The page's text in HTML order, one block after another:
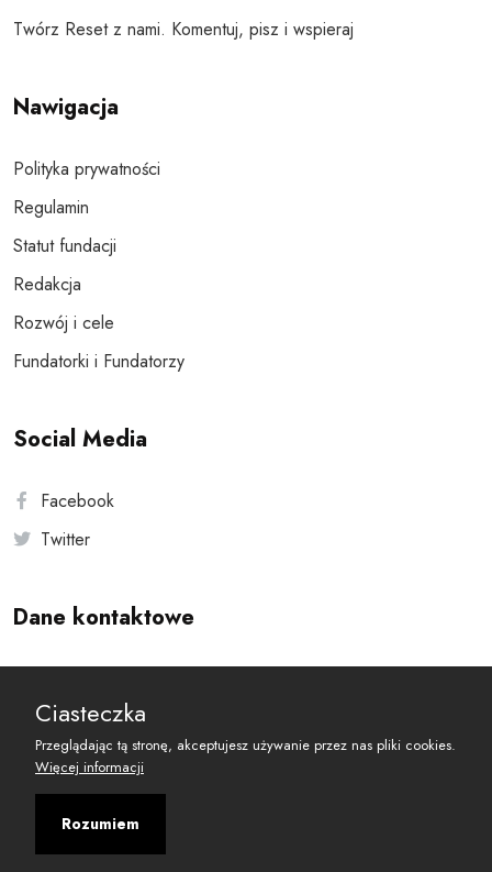
Twórz Reset z nami. Komentuj, pisz i wspieraj
Nawigacja
Polityka prywatności
Regulamin
Statut fundacji
Redakcja
Rozwój i cele
Fundatorki i Fundatorzy
Social Media
Facebook
Twitter
Dane kontaktowe
reset@resetobywatelski.pl
Ciasteczka
Przeglądając tą stronę, akceptujesz używanie przez nas pliki cookies.
Więcej informacji
Rozumiem